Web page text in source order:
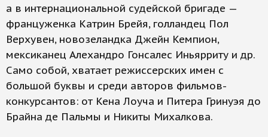
а в интернациональной судейской бригаде —
француженка Катрин Брейя, голландец Пол
Верхувен, новозеландка Джейн Кемпион,
мексиканец Алехандро Гонсалес Иньярриту и др.
Само собой, хватает режиссерских имен с
большой буквы и среди авторов фильмов-
конкурсантов: от Кена Лоуча и Питера Гринуэя до
Брайна де Пальмы и Никиты Михалкова.